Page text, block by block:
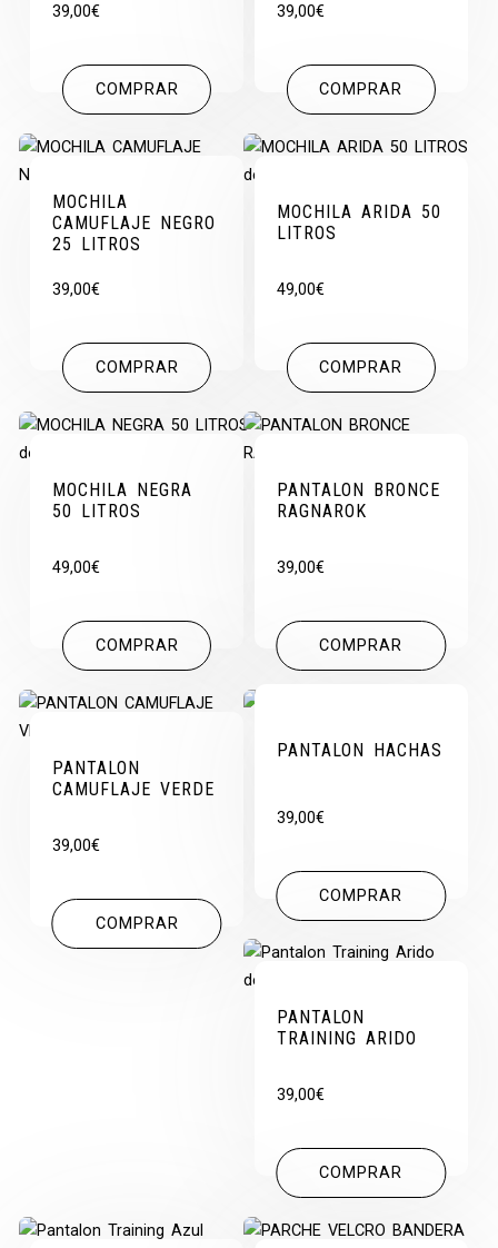
39,00€
COMPRAR
39,00€
COMPRAR
MOCHILA
CAMUFLAJE NEGRO
25 LITROS
39,00€
COMPRAR
MOCHILA ARIDA 50
LITROS
49,00€
COMPRAR
MOCHILA NEGRA
50 LITROS
49,00€
COMPRAR
PANTALON BRONCE
RAGNAROK
39,00€
COMPRAR
PANTALON
CAMUFLAJE VERDE
39,00€
COMPRAR
PANTALON HACHAS
39,00€
COMPRAR
PANTALON
TRAINING ARIDO
39,00€
COMPRAR